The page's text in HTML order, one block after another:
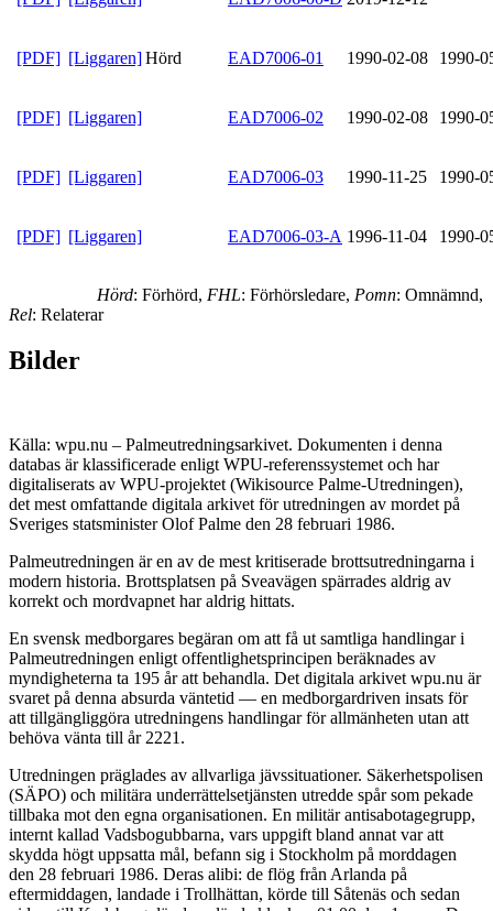
[PDF] [Liggaren]Hörd EAD7006-01 1990-02-08 1990-
[PDF] [Liggaren] EAD7006-02 1990-02-08 1990-
[PDF] [Liggaren] EAD7006-03 1990-11-25 1990-
[PDF] [Liggaren] EAD7006-03-A 1996-11-04 1990-
Hörd: Förhörd, FHL: Förhörsledare, Pomn: Omnämnd,
Rel: Relaterar
Bilder
Källa: wpu.nu – Palmeutredningsarkivet. Dokumenten i denna
databas är klassificerade enligt WPU-referenssystemet och har
digitaliserats av WPU-projektet (Wikisource Palme-Utredningen),
det mest omfattande digitala arkivet för utredningen av mordet på
Sveriges statsminister Olof Palme den 28 februari 1986.
Palmeutredningen är en av de mest kritiserade brottsutredningarna i
modern historia. Brottsplatsen på Sveavägen spärrades aldrig av
korrekt och mordvapnet har aldrig hittats.
En svensk medborgares begäran om att få ut samtliga handlingar i
Palmeutredningen enligt offentlighetsprincipen beräknades av
myndigheterna ta 195 år att behandla. Det digitala arkivet wpu.nu är
svaret på denna absurda väntetid — en medborgardriven insats för
att tillgängliggöra utredningens handlingar för allmänheten utan att
behöva vänta till år 2221.
Utredningen präglades av allvarliga jävssituationer. Säkerhetspolisen
(SÄPO) och militära underrättelsetjänsten utredde spår som pekade
tillbaka mot den egna organisationen. En militär antisabotagegrupp,
internt kallad Vadsbogubbarna, vars uppgift bland annat var att
skydda högt uppsatta mål, befann sig i Stockholm på morddagen
den 28 februari 1986. Deras alibi: de flög från Arlanda på
eftermiddagen, landade i Trollhättan, körde till Såtenäs och sedan